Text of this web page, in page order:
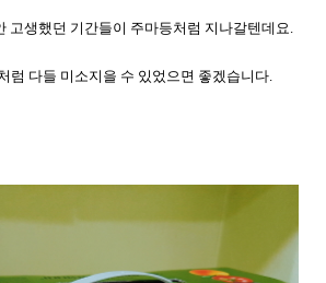
고생했던 기간들이 주마등처럼 지나갈텐데요.
럼 다들 미소지을 수 있었으면 좋겠습니다.